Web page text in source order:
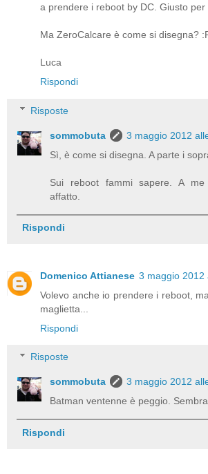
a prendere i reboot by DC. Giusto per
Ma ZeroCalcare è come si disegna?
Luca
Rispondi
Risposte
sommobuta
3 maggio 2012
Sì, è come si disegna. A parte i
Sui reboot fammi sapere. A
affatto.
Rispondi
Domenico Attianese 3 maggio 2012
Volevo anche io prendere i reboot,
maglietta...
Rispondi
Risposte
sommobuta
3 maggio 2012
Batman ventenne è peggio.
Rispondi